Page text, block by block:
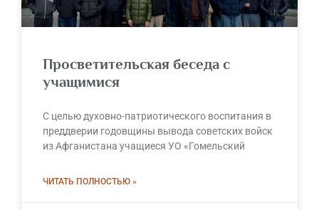
Просветительская беседа с
учащимися
С целью духовно-патриотического воспитания в
преддверии годовщины вывода советских войск
из Афганистана учащиеся УО «Гомельский
ЧИТАТЬ ПОЛНОСТЬЮ »